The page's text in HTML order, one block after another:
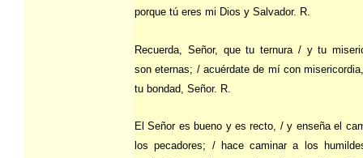
porque tú eres mi Dios y Salvador. R.
Recuerda, Señor, que tu ternura / y tu
son eternas; / acuérdate de mí con
tu bondad, Señor. R.
El Señor es bueno y es recto, / y enseña el
los pecadores; / hace caminar a los